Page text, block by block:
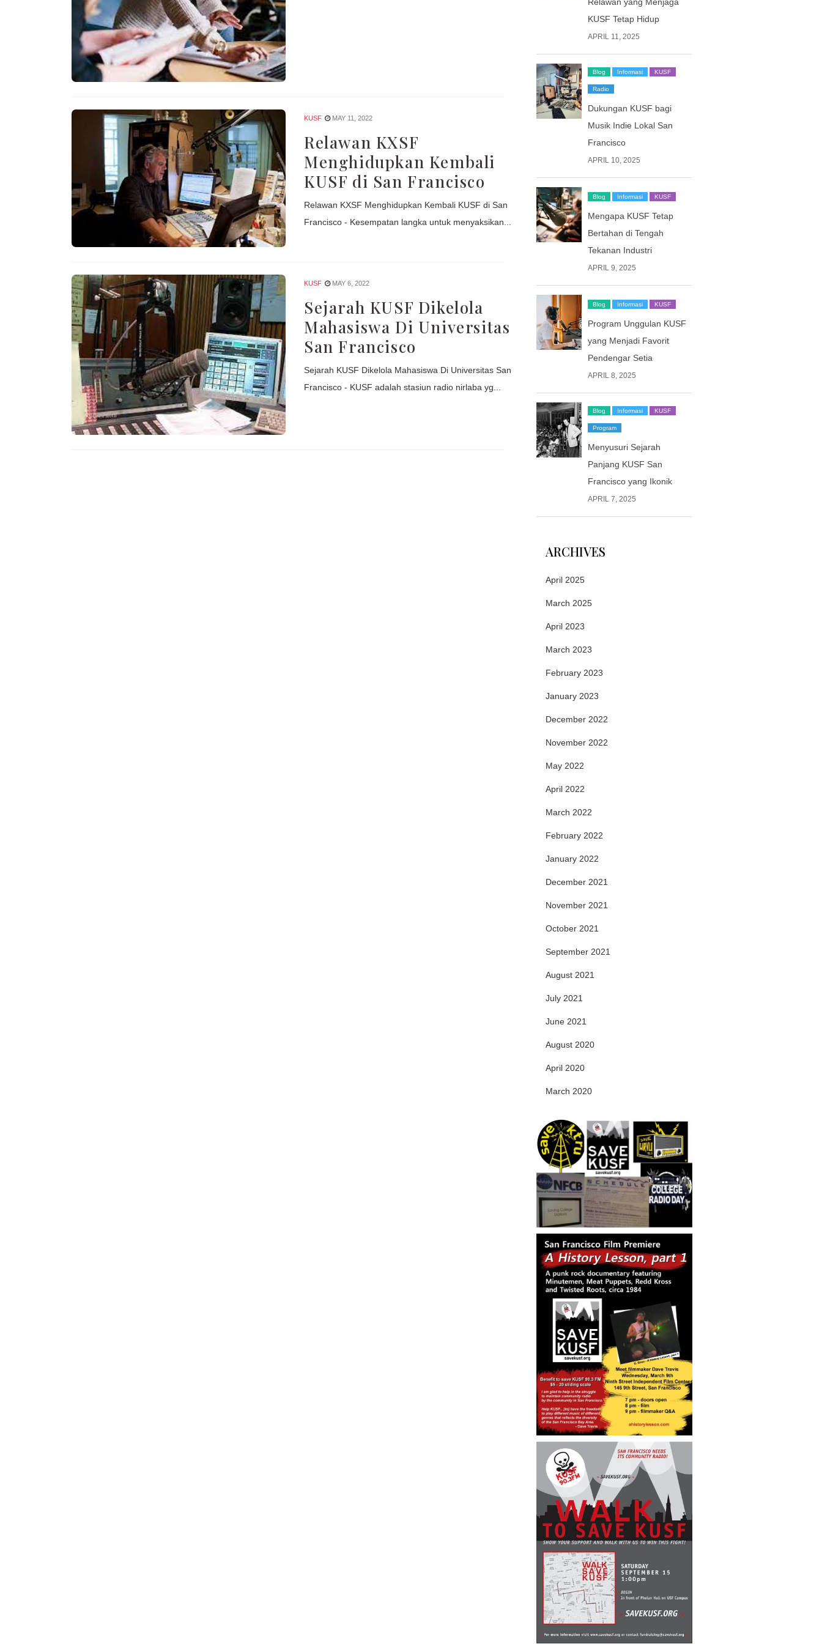
KUSF MAY 11, 2022
Relawan KXSF
Menghidupkan Kembali
KUSF di San Francisco
Relawan KXSF Menghidupkan Kembali KUSF di San
Francisco - Kesempatan langka untuk menyaksikan...
KUSF MAY 6, 2022
Sejarah KUSF Dikelola
Mahasiswa Di Universitas
San Francisco
Sejarah KUSF Dikelola Mahasiswa Di Universitas San
Francisco - KUSF adalah stasiun radio nirlaba yg...
KUSF Tetap Hidup
APRIL 11, 2025
Blog Informasi KUSF
Radio
Dukungan KUSF bagi
Musik Indie Lokal San
Francisco
APRIL 10, 2025
Blog Informasi KUSF
Mengapa KUSF Tetap
Bertahan di Tengah
Tekanan Industri
APRIL 9, 2025
Blog Informasi KUSF
Program Unggulan KUSF
yang Menjadi Favorit
Pendengar Setia
APRIL 8, 2025
Blog Informasi KUSF
Program
Menyusuri Sejarah
Panjang KUSF San
Francisco yang Ikonik
APRIL 7, 2025
ARCHIVES
April 2025
March 2025
April 2023
March 2023
February 2023
January 2023
December 2022
November 2022
May 2022
April 2022
March 2022
February 2022
January 2022
December 2021
November 2021
October 2021
September 2021
August 2021
July 2021
June 2021
August 2020
April 2020
March 2020